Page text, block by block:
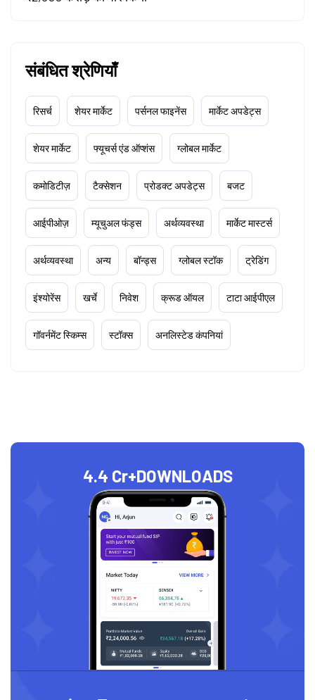
संबंधित श्रेणियाँ
रिसर्च शेयर मार्केट पर्सनल फाइनेंस मार्केट अपडेट्स
शेयर मार्केट फ्यूचर्स एंड ऑप्शंस ग्लोबल मार्केट
कमोडिटीज़ टैक्सेशन प्रोडक्ट अपडेट्स बजट
आईपीओज़ म्यूचुअल फंड्स अर्थव्यवस्था मार्केट मास्टर्स
अर्थव्यवस्था अन्य बॉन्ड्स ग्लोबल स्टॉक ट्रेडिंग
इंश्योरेंस खर्चे निवेश क्रूड ऑयल टाटा आईपीएल
गॉवर्नमेंट स्किम्स स्टॉक्स अनलिस्टेड कंपनियां
4.4 Cr+DOWNLOADS